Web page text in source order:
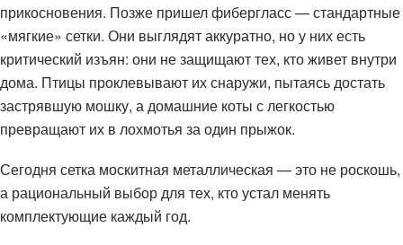
прикосновения. Позже пришел фибергласс — стандартные
«мягкие» сетки. Они выглядят аккуратно, но у них есть
критический изъян: они не защищают тех, кто живет внутри
дома. Птицы проклевывают их снаружи, пытаясь достать
застрявшую мошку, а домашние коты с легкостью
превращают их в лохмотья за один прыжок.
Сегодня сетка москитная металлическая — это не роскошь,
а рациональный выбор для тех, кто устал менять
комплектующие каждый год.